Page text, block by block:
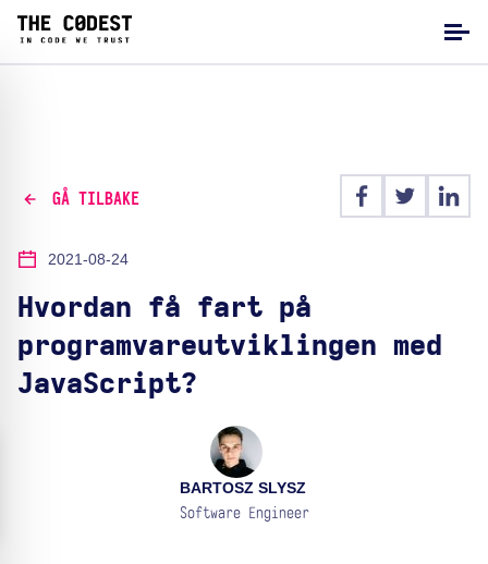
GÅ TILBAKE
2021-08-24
Hvordan få fart på
programvareutviklingen med
JavaScript?
BARTOSZ SLYSZ
Software Engineer